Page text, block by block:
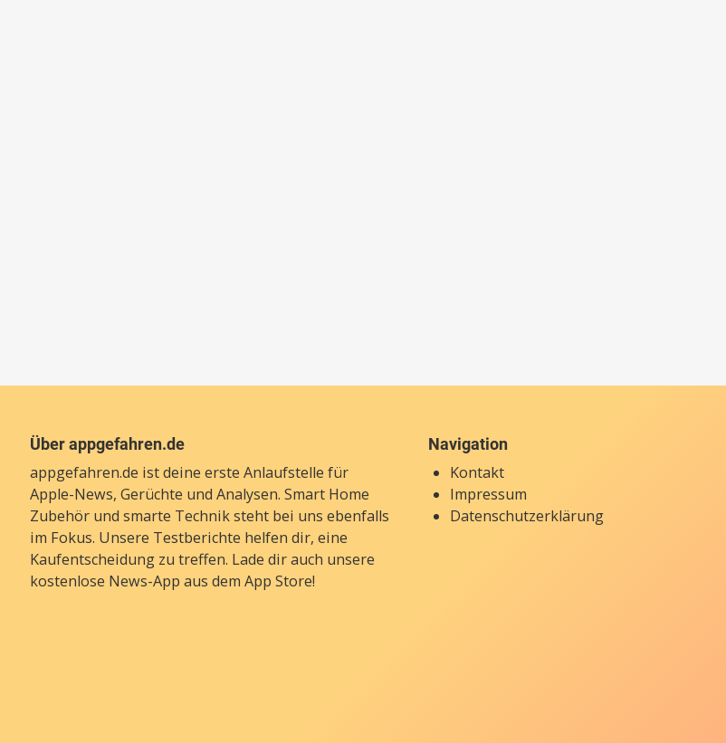
Über appgefahren.de
appgefahren.de ist deine erste Anlaufstelle für
Apple-News, Gerüchte und Analysen. Smart Home
Zubehör und smarte Technik steht bei uns ebenfalls
im Fokus. Unsere Testberichte helfen dir, eine
Kaufentscheidung zu treffen. Lade dir auch unsere
kostenlose News-App aus dem App Store!
Navigation
Kontakt
Impressum
Datenschutzerklärung